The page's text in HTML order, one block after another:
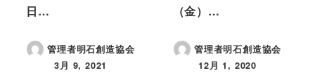
日…
管理者明石創造協会
投稿日
3月 9, 2021
（金）…
管理者明石創造協会
投稿日
12月 1, 2020